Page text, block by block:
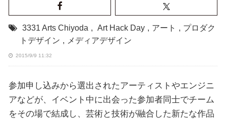
3331 Arts Chiyoda , Art Hack Day , アート , プロダク
トデザイン , メディアデザイン
2015/9/9 11:32
参加申し込みから選出されたアーティストやエンジニ
アなどが、イベント中に出会った参加者同士でチーム
をその場で結成し、芸術と技術が融合した新たな作品